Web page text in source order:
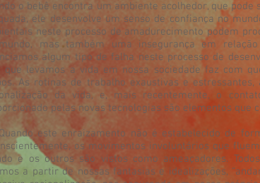
o bebê encontra um ambiente acolhedor, que
ele desenvolve um senso de confiança no
neste processo de amadurecimento podem
mas também uma insegurança em
algum tipo de falha neste processo de
que levamos a vida em nossa sociedade faz com
As rotinas de trabalho exaustivas e
da vida, e, mais recentemente, o
pelas novas tecnologias são elementos que
este enraizamento não é estabelecido de
os movimentos involuntários que
e os outros são vistos como ameaçadores.
a partir de nossas fantasias e idealizações,